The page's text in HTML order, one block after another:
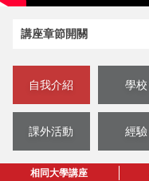
講座章節開關
自我介紹 學校
課外活動 經驗
相同大學講座